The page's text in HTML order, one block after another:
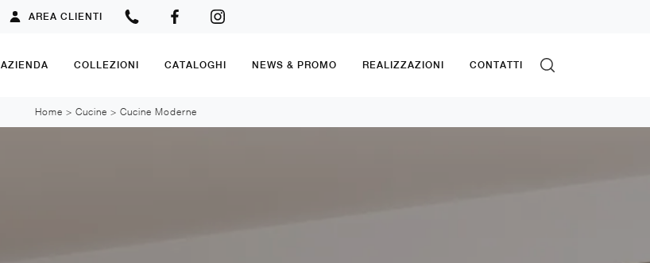
AREA CLIENTI
AZIENDA COLLEZIONI CATALOGHI NEWS & PROMO REALIZZAZIONI CONTATTI
Home > Cucine > Cucine Moderne